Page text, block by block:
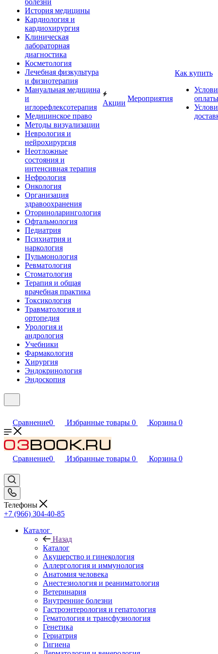
болезни
История медицины
Кардиология и
кардиохирургия
Клиническая
лабораторная
диагностика
Косметология
Лечебная физкультура
и физиотерапия
Мануальная медицина
и
иглорефлексотерапия
Медицинское право
Методы визуализации
Неврология и
нейрохирургия
Неотложные
состояния и
интенсивная терапия
Нефрология
Онкология
Организация
здравоохранения
Оториноларингология
Офтальмология
Педиатрия
Психиатрия и
наркология
Пульмонология
Ревматология
Стоматология
Терапия и общая
врачебная практика
Токсикология
Травматология и
ортопедия
Урология и
андрология
Учебники
Фармакология
Хирургия
Эндокринология
Эндоскопия
Акции
Мероприятия
Как купить
оплаты
Сравнение0 Избранные товары 0 Корзина 0
Сравнение0 Избранные товары 0 Корзина 0
Телефоны
+7 (966) 304-40-85
Каталог
Назад
Каталог
Акушерство и гинекология
Аллергология и иммунология
Анатомия человека
Анестезиология и реаниматология
Ветеринария
Внутренние болезни
Гастроэнтерология и гепатология
Гематология и трансфузиология
Генетика
Гериатрия
Гигиена